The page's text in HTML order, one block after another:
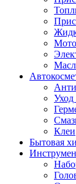
Уход
Клеи
Бытовая